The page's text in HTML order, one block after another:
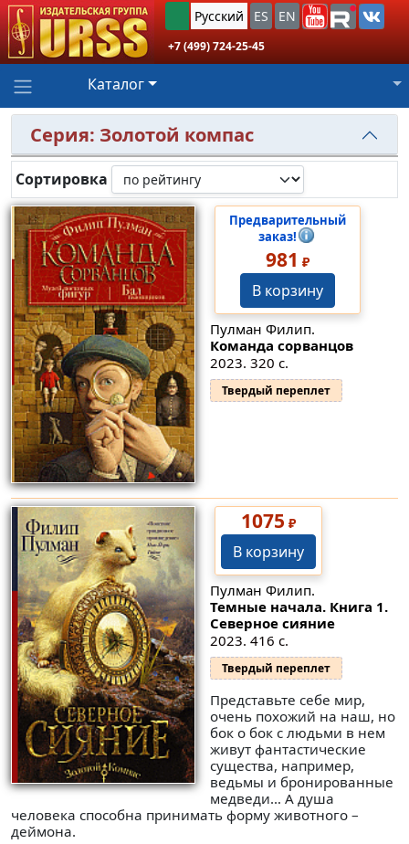
Русский ES EN
+7 (499) 724-25-45
Каталог
Серия: Золотой компас
Сортировка
Предварительный
заказ!
981 ₽
В корзину
Пулман Филип.
Команда сорванцов
2023. 320 с.
Твердый переплет
1075 ₽
В корзину
Пулман Филип.
Темные начала. Книга 1.
Северное сияние
2023. 416 с.
Твердый переплет
Представьте себе мир,
очень похожий на наш, но
бок о бок с людьми в нем
живут фантастические
существа, например,
ведьмы и бронированные
медведи… А душа
человека способна принимать форму животного –
деймона.